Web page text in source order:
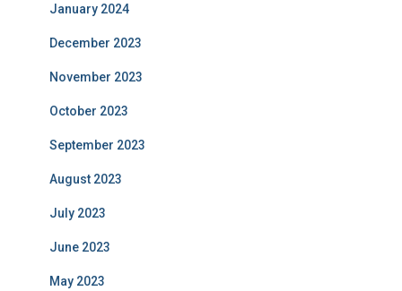
January 2024
December 2023
November 2023
October 2023
September 2023
August 2023
July 2023
June 2023
May 2023